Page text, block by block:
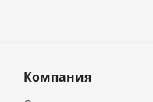
Компания